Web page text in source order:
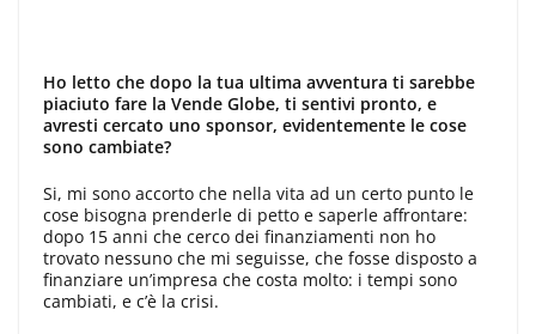
Ho letto che dopo la tua ultima avventura ti sarebbe
piaciuto fare la Vende Globe, ti sentivi pronto, e
avresti cercato uno sponsor, evidentemente le cose
sono cambiate?
Si, mi sono accorto che nella vita ad un certo punto le
cose bisogna prenderle di petto e saperle affrontare:
dopo 15 anni che cerco dei finanziamenti non ho
trovato nessuno che mi seguisse, che fosse disposto a
finanziare un’impresa che costa molto: i tempi sono
cambiati, e c’è la crisi.